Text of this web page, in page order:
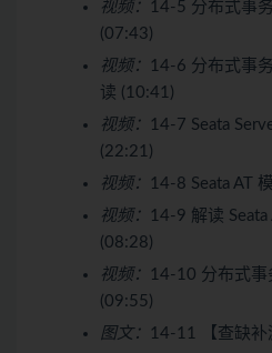
视频：
14-5 分布式事
(07:43)
视频：
14-6 分布式事
读 (10:41)
视频：
14-7 Seata
(22:21)
视频：
14-8 Seata AT
视频：
14-9 解读
(08:28)
视频：
14-10 分布式事
(09:55)
图文：
14-11 【查缺补